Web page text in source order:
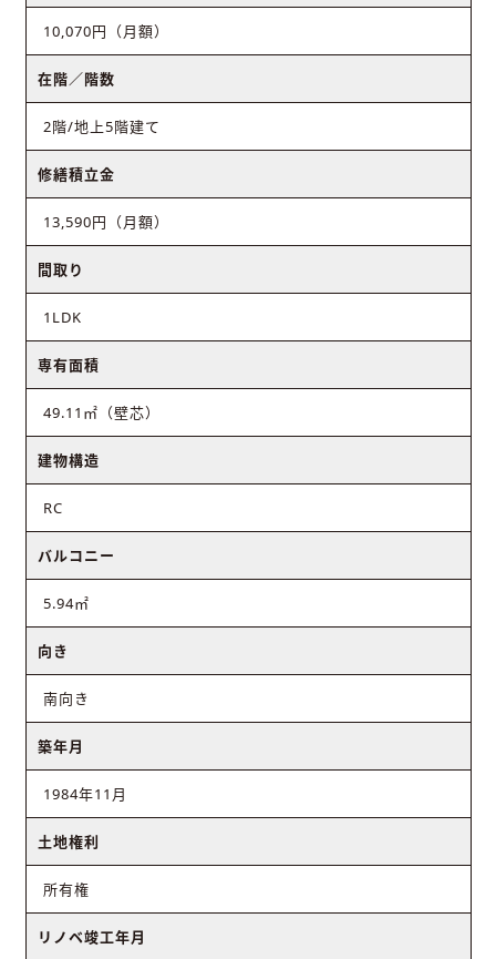
10,070円（月額）
在階／階数
2階/地上5階建て
修繕積立金
13,590円（月額）
間取り
1LDK
専有面積
49.11㎡（壁芯）
建物構造
RC
バルコニー
5.94㎡
向き
南向き
築年月
1984年11月
土地権利
所有権
リノベ竣工年月